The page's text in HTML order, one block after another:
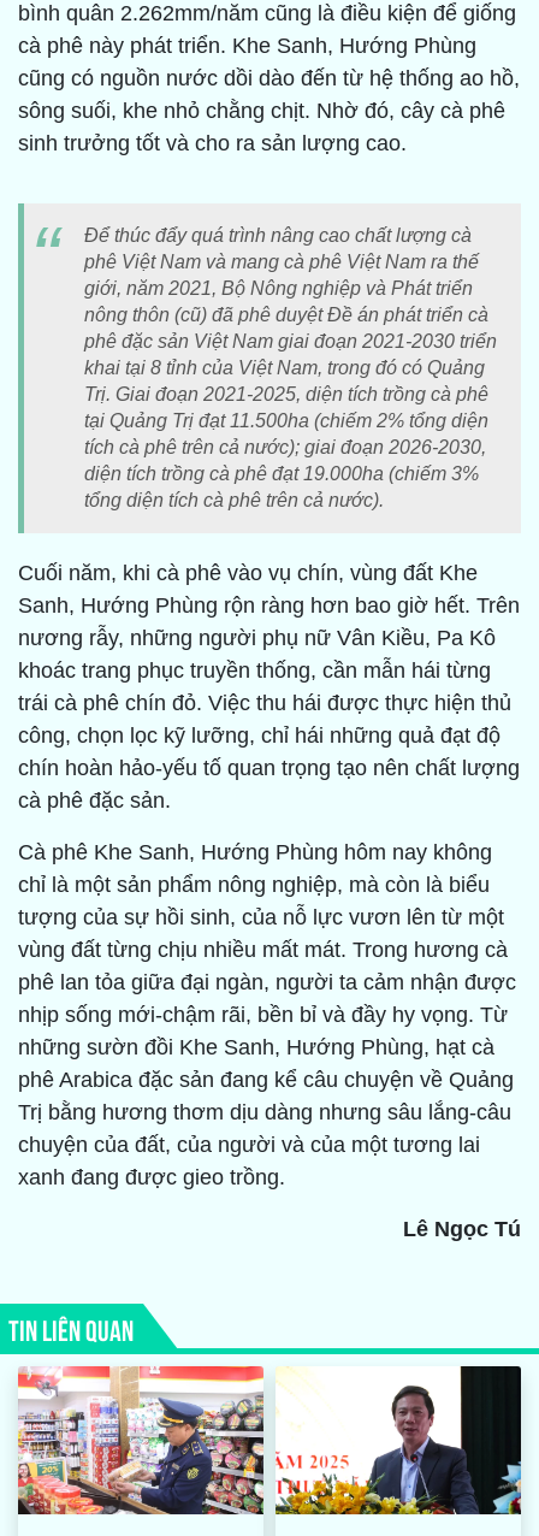
bình quân 2.262mm/năm cũng là điều kiện để giống
cà phê này phát triển. Khe Sanh, Hướng Phùng
cũng có nguồn nước dồi dào đến từ hệ thống ao hồ,
sông suối, khe nhỏ chằng chịt. Nhờ đó, cây cà phê
sinh trưởng tốt và cho ra sản lượng cao.
Để thúc đẩy quá trình nâng cao chất lượng cà
phê Việt Nam và mang cà phê Việt Nam ra thế
giới, năm 2021, Bộ Nông nghiệp và Phát triển
nông thôn (cũ) đã phê duyệt Đề án phát triển cà
phê đặc sản Việt Nam giai đoạn 2021-2030 triển
khai tại 8 tỉnh của Việt Nam, trong đó có Quảng
Trị. Giai đoạn 2021-2025, diện tích trồng cà phê
tại Quảng Trị đạt 11.500ha (chiếm 2% tổng diện
tích cà phê trên cả nước); giai đoạn 2026-2030,
diện tích trồng cà phê đạt 19.000ha (chiếm 3%
tổng diện tích cà phê trên cả nước).
Cuối năm, khi cà phê vào vụ chín, vùng đất Khe
Sanh, Hướng Phùng rộn ràng hơn bao giờ hết. Trên
nương rẫy, những người phụ nữ Vân Kiều, Pa Kô
khoác trang phục truyền thống, cần mẫn hái từng
trái cà phê chín đỏ. Việc thu hái được thực hiện thủ
công, chọn lọc kỹ lưỡng, chỉ hái những quả đạt độ
chín hoàn hảo-yếu tố quan trọng tạo nên chất lượng
cà phê đặc sản.
Cà phê Khe Sanh, Hướng Phùng hôm nay không
chỉ là một sản phẩm nông nghiệp, mà còn là biểu
tượng của sự hồi sinh, của nỗ lực vươn lên từ một
vùng đất từng chịu nhiều mất mát. Trong hương cà
phê lan tỏa giữa đại ngàn, người ta cảm nhận được
nhịp sống mới-chậm rãi, bền bỉ và đầy hy vọng. Từ
những sườn đồi Khe Sanh, Hướng Phùng, hạt cà
phê Arabica đặc sản đang kể câu chuyện về Quảng
Trị bằng hương thơm dịu dàng nhưng sâu lắng-câu
chuyện của đất, của người và của một tương lai
xanh đang được gieo trồng.
Lê Ngọc Tú
TIN LIÊN QUAN